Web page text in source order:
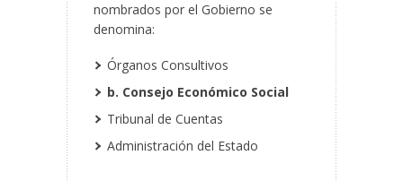
nombrados por el Gobierno se
denomina:
Órganos Consultivos
b. Consejo Económico Social
Tribunal de Cuentas
Administración del Estado